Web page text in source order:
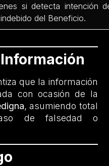
si detecta intención
del Beneficio.
que la información
con ocasión de la
, asumiendo total
de falsedad o